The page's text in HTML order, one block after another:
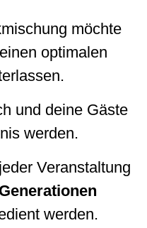
möchte
optimalen
und deine Gäste
werden.
Veranstaltung
Generationen
werden.